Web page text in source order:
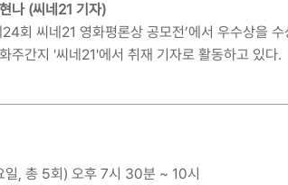
나 (씨네21 기자)
24회 씨네21 영화평론상 공모전’에서 우수상을
주간지 '씨네21'에서 취재 기자로 활동하고 있다.
, 총 5회) 오후 7시 30분 ~ 10시